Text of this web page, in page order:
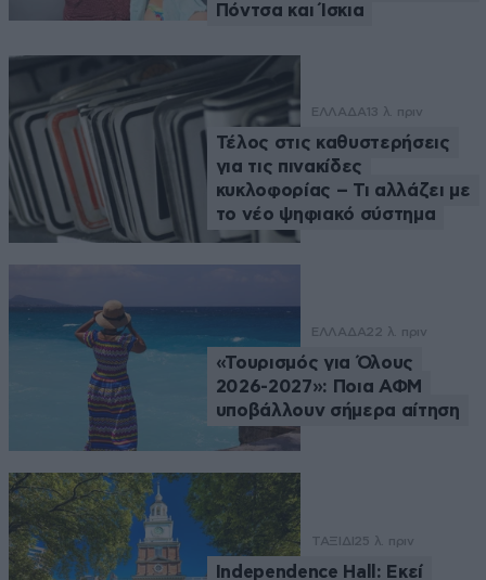
Πόντσα και Ίσκια
ΕΛΛΑΔΑ 13 λ. πριν
Τέλος στις καθυστερήσεις
για τις πινακίδες
κυκλοφορίας – Τι αλλάζει με
το νέο ψηφιακό σύστημα
ΕΛΛΑΔΑ22 λ. πριν
«Τουρισμός για Όλους
2026-2027»: Ποια ΑΦΜ
υποβάλλουν σήμερα αίτηση
ΤΑΞΙΔΙ25 λ. πριν
Independence Hall: Εκεί